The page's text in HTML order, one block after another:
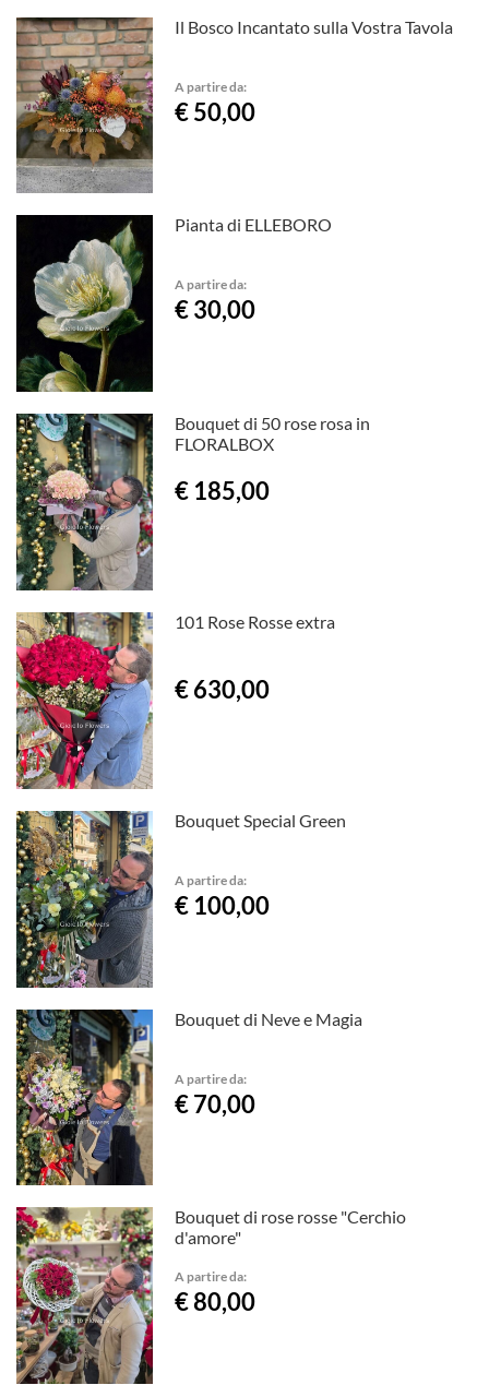
Il Bosco Incantato sulla Vostra Tavola
A partire da:
€ 50,00
Pianta di ELLEBORO
A partire da:
€ 30,00
Bouquet di 50 rose rosa in
FLORALBOX
€ 185,00
101 Rose Rosse extra
€ 630,00
Bouquet Special Green
A partire da:
€ 100,00
Bouquet di Neve e Magia
A partire da:
€ 70,00
Bouquet di rose rosse "Cerchio
d'amore"
A partire da:
€ 80,00